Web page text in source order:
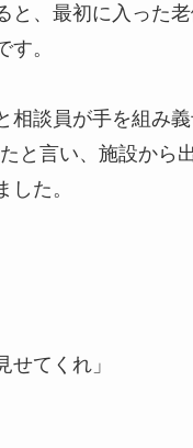
と、最初に入った
す。
相談員が手を組み
と言い、施設から
した。
せてくれ」